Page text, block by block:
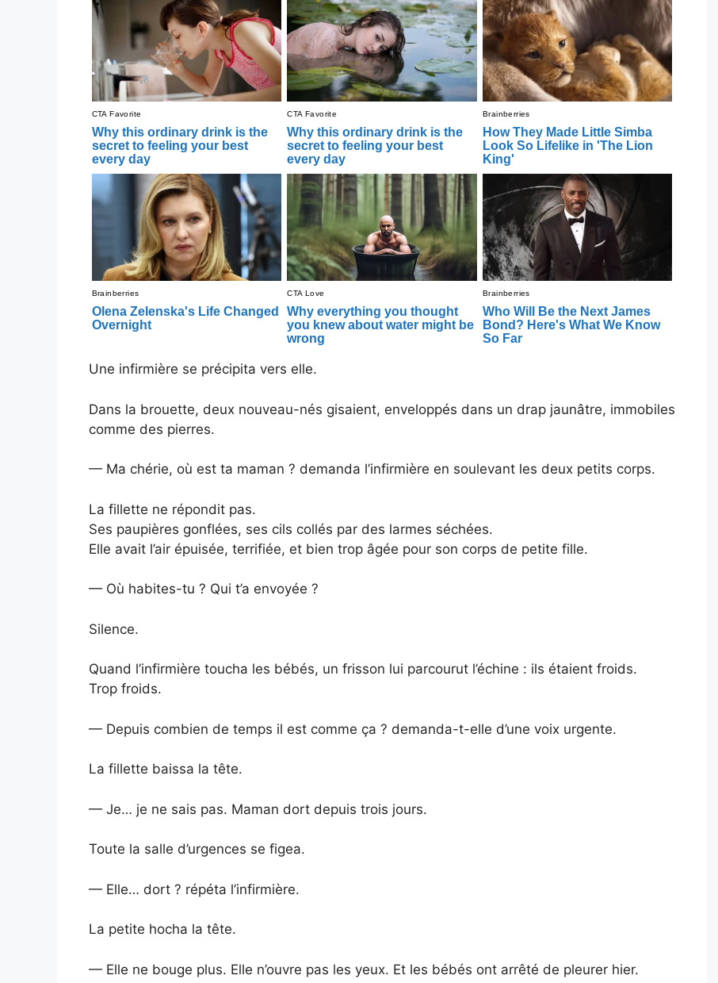
Une infirmière se précipita vers elle.
Dans la brouette, deux nouveau-nés gisaient, enveloppés dans un drap jaunâtre, immobiles
comme des pierres.
— Ma chérie, où est ta maman ? demanda l’infirmière en soulevant les deux petits corps.
La fillette ne répondit pas.
Ses paupières gonflées, ses cils collés par des larmes séchées.
Elle avait l’air épuisée, terrifiée, et bien trop âgée pour son corps de petite fille.
— Où habites-tu ? Qui t’a envoyée ?
Silence.
Quand l’infirmière toucha les bébés, un frisson lui parcourut l’échine : ils étaient froids.
Trop froids.
— Depuis combien de temps il est comme ça ? demanda-t-elle d’une voix urgente.
La fillette baissa la tête.
— Je… je ne sais pas. Maman dort depuis trois jours.
Toute la salle d’urgences se figea.
— Elle… dort ? répéta l’infirmière.
La petite hocha la tête.
— Elle ne bouge plus. Elle n’ouvre pas les yeux. Et les bébés ont arrêté de pleurer hier.